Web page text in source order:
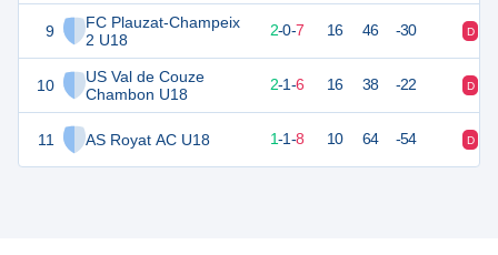
9
FC Plauzat-Champeix
2 U18
10
US Val de Couze
Chambon U18
11 AS Royat AC U18
5 10 2-0-7 16 46 -30 D
5 2-1-6 16 38 -22 D
4 1-1-8 10 64 -54 D